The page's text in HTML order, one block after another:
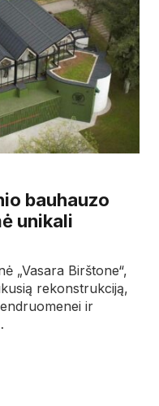
bauhauzo
unikali
„Vasara Birštone“,
rekonstrukciją,
ir